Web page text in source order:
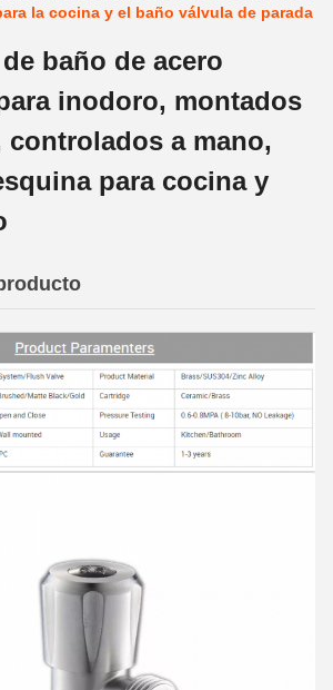
la cocina y el baño válvula de parada
baño de acero
inodoro, montados
controlados a mano,
para cocina y